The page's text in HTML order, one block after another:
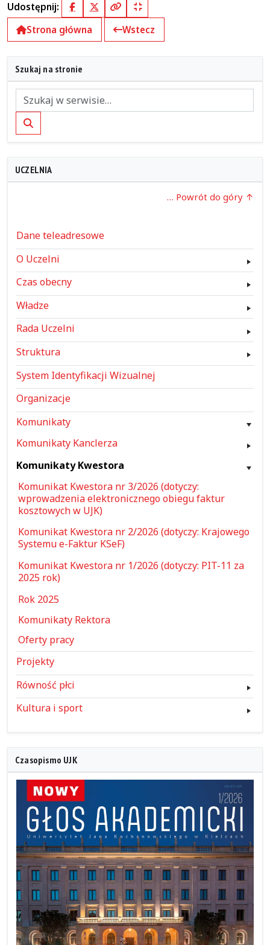
Udostępnij: FacebookX (Twitter)
Kopiuj pełny link
Kopiuj krótki link
Strona główna
Wstecz
Szukaj na stronie
Szukaj
UCZELNIA
… Powrót do góry
Dane teleadresowe
O Uczelni
Czas obecny
Władze
Rada Uczelni
Struktura
System Identyfikacji Wizualnej
Organizacje
Komunikaty
Komunikaty Kanclerza
Komunikaty Kwestora
Komunikat Kwestora nr 3/2026 (dotyczy:
wprowadzenia elektronicznego obiegu faktur
kosztowych w UJK)
Komunikat Kwestora nr 2/2026 (dotyczy: Krajowego
Systemu e-Faktur KSeF)
Komunikat Kwestora nr 1/2026 (dotyczy: PIT-11 za
2025 rok)
Rok 2025
Komunikaty Rektora
Oferty pracy
Projekty
Równość płci
Kultura i sport
Czasopismo UJK